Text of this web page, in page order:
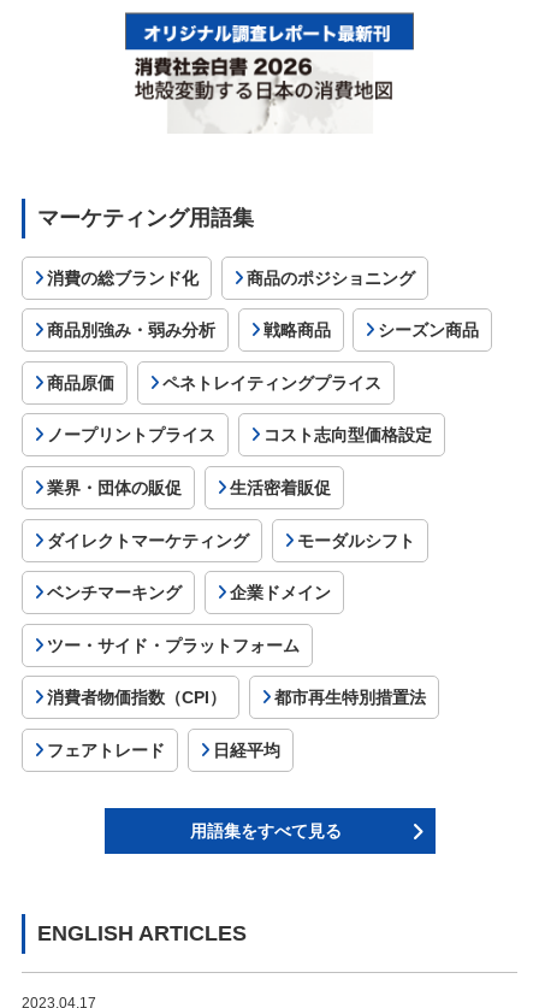
マーケティング用語集
消費の総ブランド化 商品のポジショニング
商品別強み・弱み分析 戦略商品 シーズン商品
商品原価 ペネトレイティングプライス
ノープリントプライス コスト志向型価格設定
業界・団体の販促 生活密着販促
ダイレクトマーケティング モーダルシフト
ベンチマーキング 企業ドメイン
ツー・サイド・プラットフォーム
消費者物価指数（CPI） 都市再生特別措置法
フェアトレード 日経平均
用語集をすべて見る
ENGLISH ARTICLES
2023.04.17